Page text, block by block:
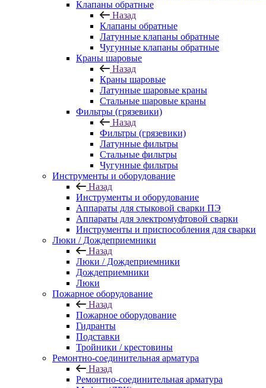
Клапаны обратные
Назад
Клапаны обратные
Латунные клапаны обратные
Чугунные клапаны обратные
Краны шаровые
Назад
Краны шаровые
Латунные шаровые краны
Стальные шаровые краны
Фильтры (грязевики)
Назад
Фильтры (грязевики)
Латунные фильтры
Стальные фильтры
Чугунные фильтры
Инструменты и оборудование
Назад
Инструменты и оборудование
Аппараты для стыковой сварки ПЭ
Аппараты для электромуфтовой сварки
Инструменты и приспособления для сварки
Люки / Дождеприемники
Назад
Люки / Дождеприемники
Дождеприемники
Люки
Пожарное оборудование
Назад
Пожарное оборудование
Гидранты
Подставки
Тройники / крестовины
Ремонтно-соединительная арматура
Назад
Ремонтно-соединительная арматура